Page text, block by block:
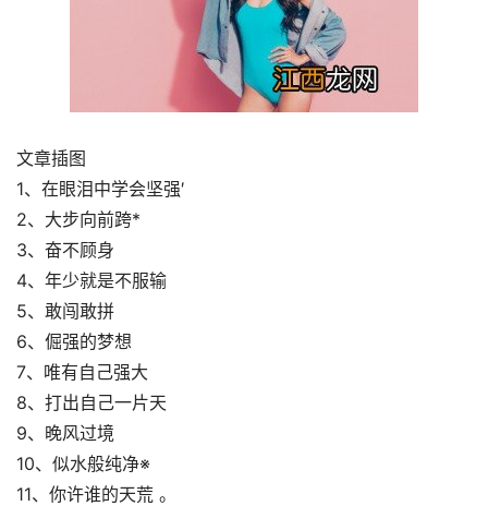
文章插图
1、在眼泪中学会坚强′
2、大步向前跨*
3、奋不顾身
4、年少就是不服输
5、敢闯敢拼
6、倔强的梦想
7、唯有自己强大
8、打出自己一片天
9、晚风过境
10、似水般纯净※
11、你许谁的天荒 。